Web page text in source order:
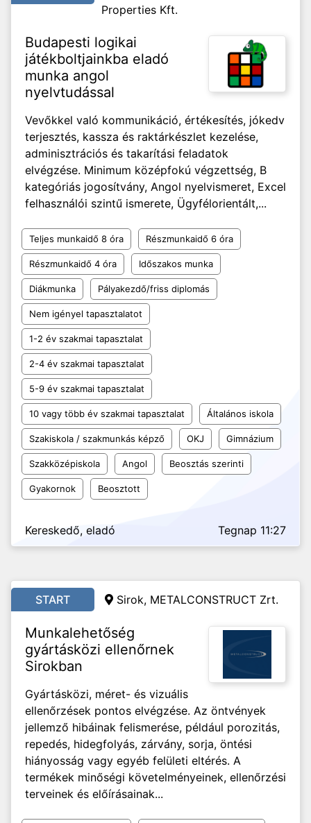
Properties Kft.
Budapesti logikai
játékboltjainkba eladó
munka angol
nyelvtudással
Vevőkkel való kommunikáció, értékesítés, jókedv
terjesztés, kassza és raktárkészlet kezelése,
adminisztrációs és takarítási feladatok
elvégzése. Minimum középfokú végzettség, B
kategóriás jogosítvány, Angol nyelvismeret, Excel
felhasználói szintű ismerete, Ügyfélorientált,...
Teljes munkaidő 8 óra Részmunkaidő 6 óra
Részmunkaidő 4 óra Időszakos munka
Diákmunka Pályakezdő/friss diplomás
Nem igényel tapasztalatot
1-2 év szakmai tapasztalat
2-4 év szakmai tapasztalat
5-9 év szakmai tapasztalat
10 vagy több év szakmai tapasztalat Általános iskola
Szakiskola / szakmunkás képző OKJ Gimnázium
Szakközépiskola Angol Beosztás szerinti
Gyakornok Beosztott
Kereskedő, eladó Tegnap 11:27
START Sirok, METALCONSTRUCT Zrt.
Munkalehetőség
gyártásközi ellenőrnek
Sirokban
Gyártásközi, méret- és vizuális
ellenőrzések pontos elvégzése. Az öntvények
jellemző hibáinak felismerése, például porozitás,
repedés, hidegfolyás, zárvány, sorja, öntési
hiányosság vagy egyéb felületi eltérés. A
termékek minőségi követelményeinek, ellenőrzési
terveinek és előírásainak...